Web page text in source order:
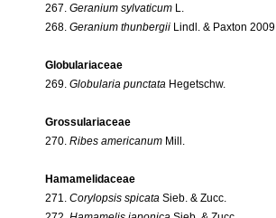
267. Geranium sylvaticum L.
268. Geranium thunbergii Lindl. & Paxton 2009
Globulariaceae
269. Globularia punctata Hegetschw.
Grossulariaceae
270. Ribes americanum Mill.
Hamamelidaceae
271. Corylopsis spicata Sieb. & Zucc.